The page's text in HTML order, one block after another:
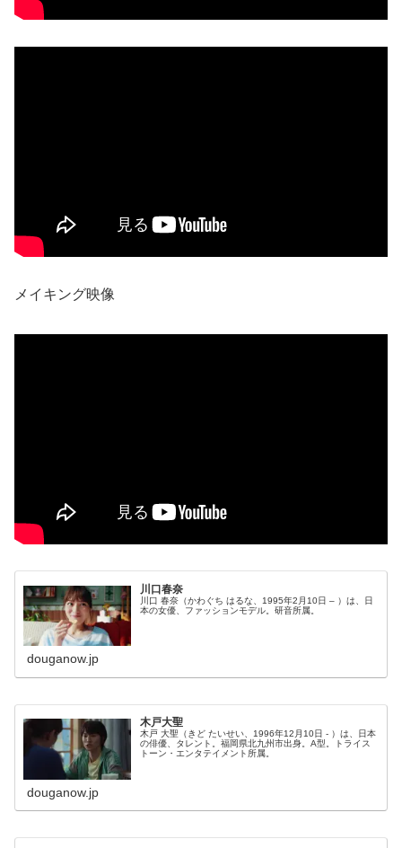
メイキング映像
川口春奈
川口 春奈（かわぐち はるな、1995年2月10日 – ）は、日
本の女優、ファッションモデル。研音所属。
douganow.jp
木戸大聖
木戸 大聖（きど たいせい、1996年12月10日 - ）は、日本
の俳優、タレント。福岡県北九州市出身。A型。トライス
トーン・エンタテイメント所属。
douganow.jp